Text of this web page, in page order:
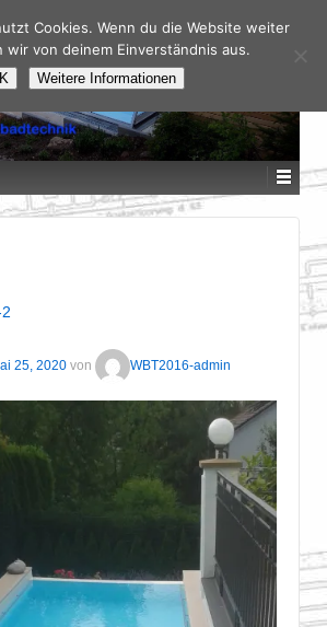
25, 2020 von WBT2016-admin
Cookies. Wenn du die Website weiter
wir von deinem Einverständnis aus.
Weitere Informationen